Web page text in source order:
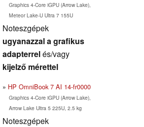
Graphics 4-Core iGPU (Arrow Lake),
Meteor Lake-U Ultra 7 155U
Noteszgépek
ugyanazzal a grafikus
adapterrelés/vagy
kijelző mérettel
HP OmniBook 7 AI 14-fr0000
Graphics 4-Core iGPU (Arrow Lake),
Arrow Lake Ultra 5 225U, 2.5 kg
Noteszgépek